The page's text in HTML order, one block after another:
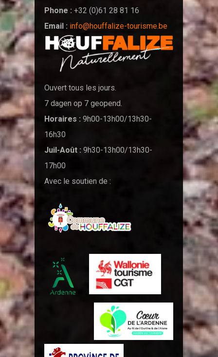
Phone : +32 (0)61 28 81 16
Email : info@houffalize-tourisme.be
Ouvert tous les jours.
7 dagen op 7 geopend.
Horaires : 9h00-13h00/13h30-
16h30
Juil-Août : 9h30-13h00/13h30-
17h00
Avec le soutien de :